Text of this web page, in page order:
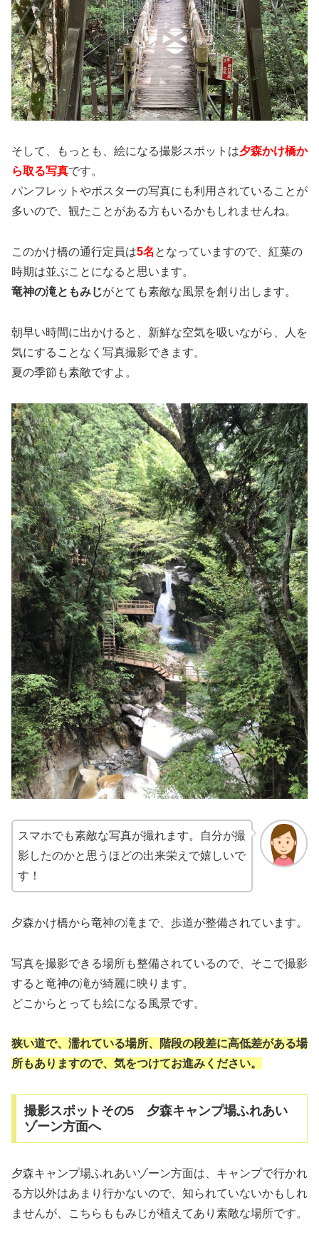
そして、もっとも、絵になる撮影スポットは夕森かけ橋か
ら取る写真です。
パンフレットやポスターの写真にも利用されていることが
多いので、観たことがある方もいるかもしれませんね。
このかけ橋の通行定員は5名 となっていますので、紅葉の
時期は並ぶことになると思います。
竜神の滝ともみじがとても素敵な風景を創り出します。
朝早い時間に出かけると、新鮮な空気を吸いながら、人を
気にすることなく写真撮影できます。
夏の季節も素敵ですよ。
スマホでも素敵な写真が撮れます。自分が撮
影したのかと思うほどの出来栄えで嬉しいで
す！
夕森かけ橋から竜神の滝まで、歩道が整備されています。
写真を撮影できる場所も整備されているので、そこで撮影
すると竜神の滝が綺麗に映ります。
どこからとっても絵になる風景です。
狭い道で、濡れている場所、階段の段差に高低差がある場
所もありますので、気をつけてお進みください。
撮影スポットその5 夕森キャンプ場ふれあい
ゾーン方面へ
夕森キャンプ場ふれあいゾーン方面は、キャンプで行かれ
る方以外はあまり行かないので、知られていないかもしれ
ませんが、こちらももみじが植えてあり素敵な場所です。